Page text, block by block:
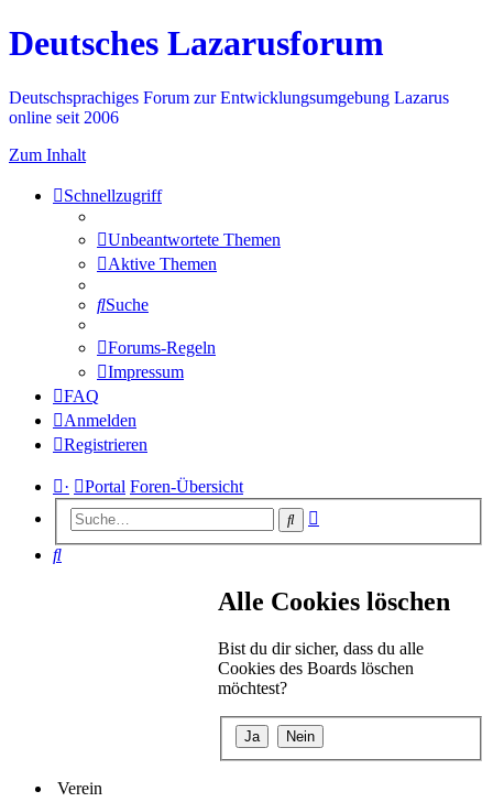
Deutsches Lazarusforum
Deutschsprachiges Forum zur Entwicklungsumgebung Lazarus
online seit 2006
Zum Inhalt
Schnellzugriff
Unbeantwortete Themen
Aktive Themen
Suche
Forums-Regeln
Impressum
FAQ
Anmelden
Registrieren
· Portal Foren-Übersicht
Suche
Suche
Alle Cookies löschen
Bist du dir sicher, dass du alle
Cookies des Boards löschen
möchtest?
Verein